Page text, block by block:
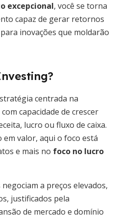
excepcional, você se torna
capaz de gerar retornos
inovações que moldarão
centrada na
capacidade de crescer
lucro ou fluxo de caixa.
valor, aqui o foco está
e mais no foco no lucro
a preços elevados,
justificados pela
de mercado e domínio